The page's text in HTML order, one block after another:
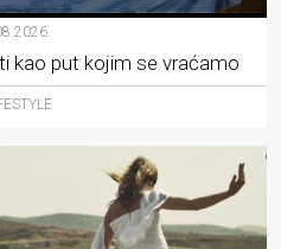
kao put kojim se vraćamo